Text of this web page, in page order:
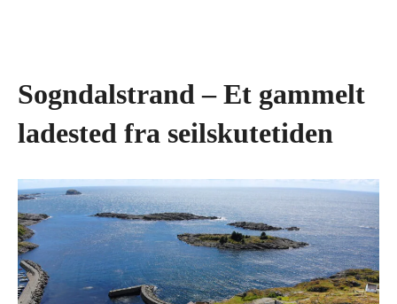
Sogndalstrand – Et gammelt
ladested fra seilskutetiden